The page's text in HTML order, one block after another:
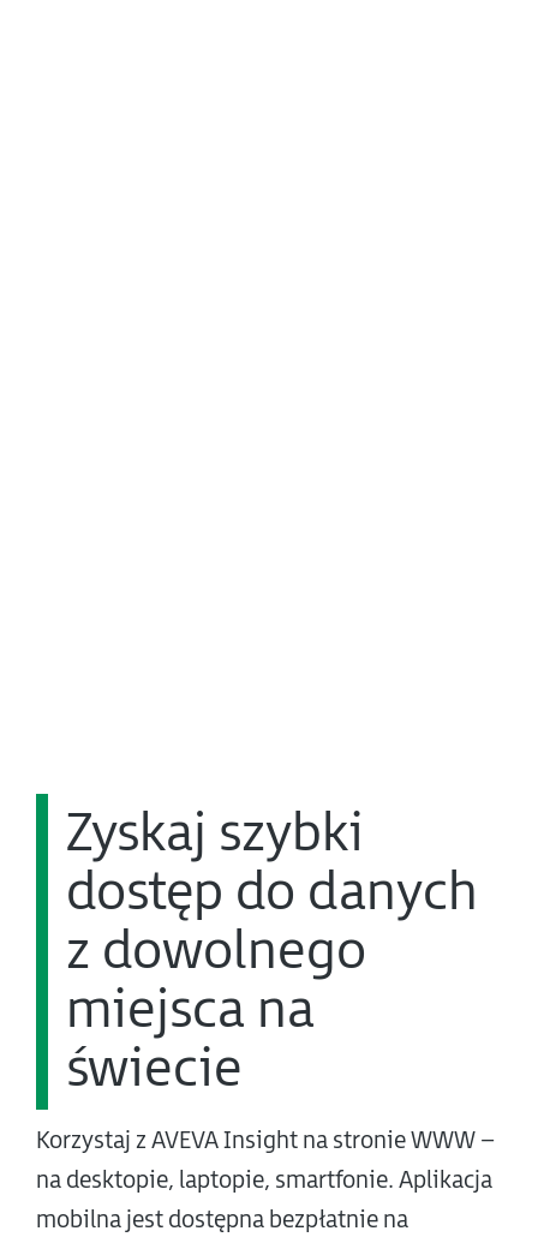
Zyskaj szybki
dostęp do danych
z dowolnego
miejsca na
świecie
Korzystaj z AVEVA Insight na stronie WWW –
na desktopie, laptopie, smartfonie. Aplikacja
mobilna jest dostępna bezpłatnie na